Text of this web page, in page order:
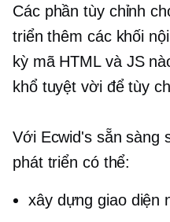
Các phần tùy chỉnh
triển thêm các khối
kỳ mã HTML và JS
khổ tuyệt vời để tùy
Với Ecwid's sẵn sàng
phát triển có thể:
xây dựng giao diện